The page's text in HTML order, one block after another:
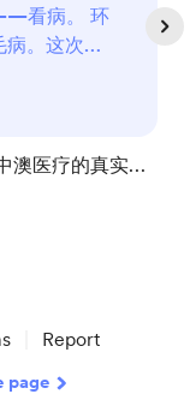
看病。 环
。这次回
了之后长
医疗的真实体
Report
page